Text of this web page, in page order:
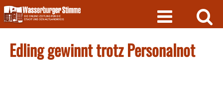
Skip
to
content
Edling gewinnt trotz Personalnot